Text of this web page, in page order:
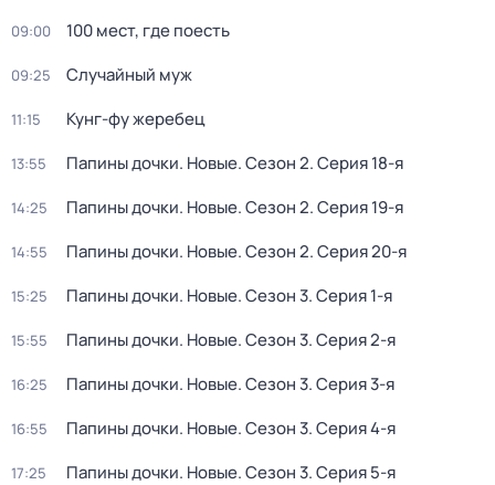
09:00 100 мест, где поесть
09:25 Случайный муж
11:15 Кунг-фу жеребец
13:55 Папины дочки. Новые. Сезон 2. Серия 18-я
14:25 Папины дочки. Новые. Сезон 2. Серия 19-я
14:55 Папины дочки. Новые. Сезон 2. Серия 20-я
15:25 Папины дочки. Новые. Сезон 3. Серия 1-я
15:55 Папины дочки. Новые. Сезон 3. Серия 2-я
16:25 Папины дочки. Новые. Сезон 3. Серия 3-я
16:55 Папины дочки. Новые. Сезон 3. Серия 4-я
17:25 Папины дочки. Новые. Сезон 3. Серия 5-я